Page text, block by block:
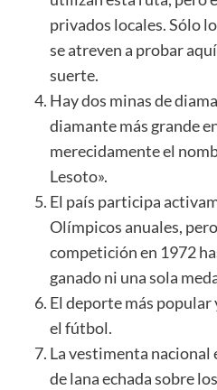
privados locales. Sólo
se atreven a probar
suerte.
Hay dos minas de
diamante más grande
merecidamente el
Lesoto».
El país participa
Olímpicos anuales,
competición en 1972
ganado ni una sola
El deporte más
el fútbol.
La vestimenta nacional
de lana echada sobre